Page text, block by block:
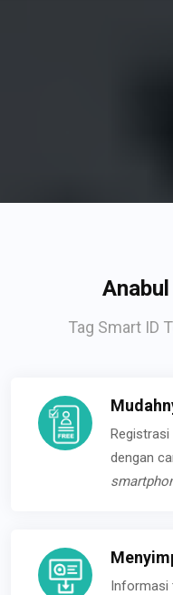
Tag Smart ID
Registrasi
dengan
Informasi